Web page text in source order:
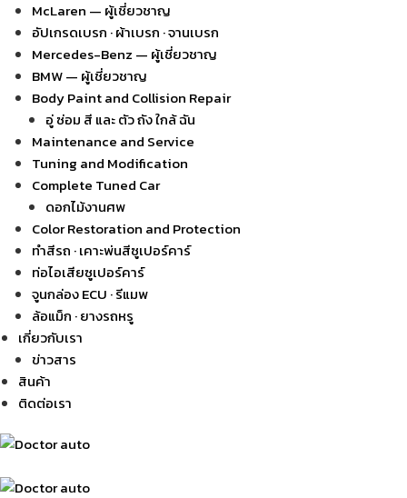
McLaren — ผู้เชี่ยวชาญ
อัปเกรดเบรก · ผ้าเบรก · จานเบรก
Mercedes-Benz — ผู้เชี่ยวชาญ
BMW — ผู้เชี่ยวชาญ
Body Paint and Collision Repair
อู่ ซ่อม สี และ ตัว ถัง ใกล้ ฉัน
Maintenance and Service
Tuning and Modification
Complete Tuned Car
ดอกไม้งานศพ
Color Restoration and Protection
ทำสีรถ · เคาะพ่นสีซูเปอร์คาร์
ท่อไอเสียซูเปอร์คาร์
จูนกล่อง ECU · รีแมพ
ล้อแม็ก · ยางรถหรู
เกี่ยวกับเรา
ข่าวสาร
สินค้า
ติดต่อเรา